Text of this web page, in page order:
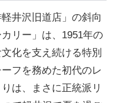
井沢旧道店」の斜向
リー」は、1951年の
化を支え続ける特別
フを務めた初代のレ
は、まさに正統派リ